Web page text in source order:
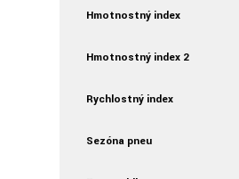
Hmotnostný index
Hmotnostný index 2
Rychlostný index
Sezóna pneu